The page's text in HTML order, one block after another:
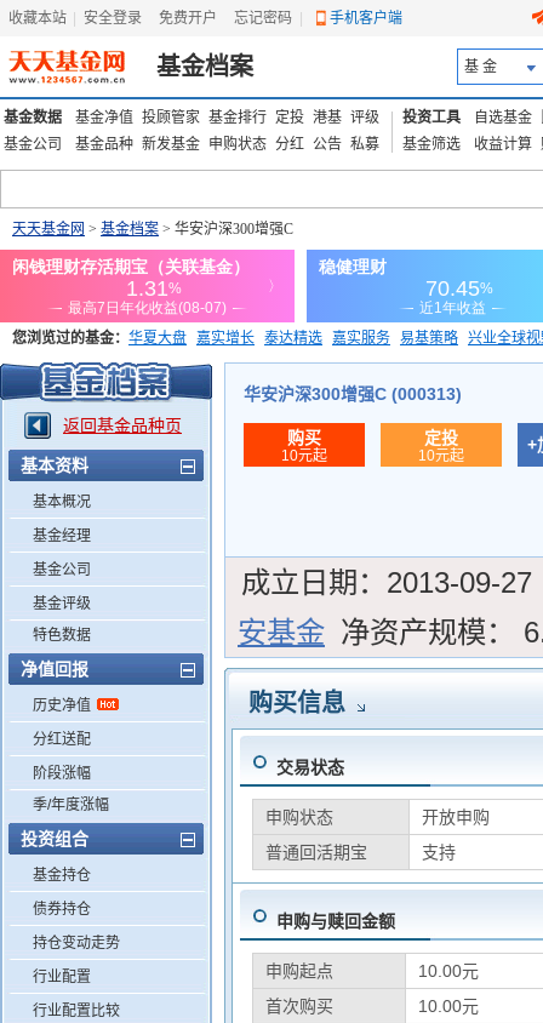
收藏本站 安全登录 免费开户 忘记密码 手机客户端
基金档案 基 金
基金数据 基金净值 投顾管家 基金排行 定投 港基 评级
基金公司
基金品种 新发基金 申购状态 分红 公告 私募
投资工具 自选基金
基金筛选
收益计算
天天基金网 > 基金档案 > 华安沪深300增强C
您浏览过的基金： 华夏大盘 嘉实增长 泰达精选 嘉实服务 易基策略 兴业全球
添富优势 华安宏利 上证180价值ETF
返回基金品种页
基本资料
基本概况
基金经理
基金公司
基金评级
特色数据
净值回报
历史净值
分红送配
阶段涨幅
季/年度涨幅
投资组合
基金持仓
债券持仓
持仓变动走势
行业配置
行业配置比较
华安沪深300增强C (000313)
购买
10元起
定投
10元起
+
成立日期： 2013-09-27
安基金 净资产规模：
购买信息
交易状态
申购状态
开放申购
普通回活期宝
支持
申购与赎回金额
申购起点
10.00元
首次购买
10.00元